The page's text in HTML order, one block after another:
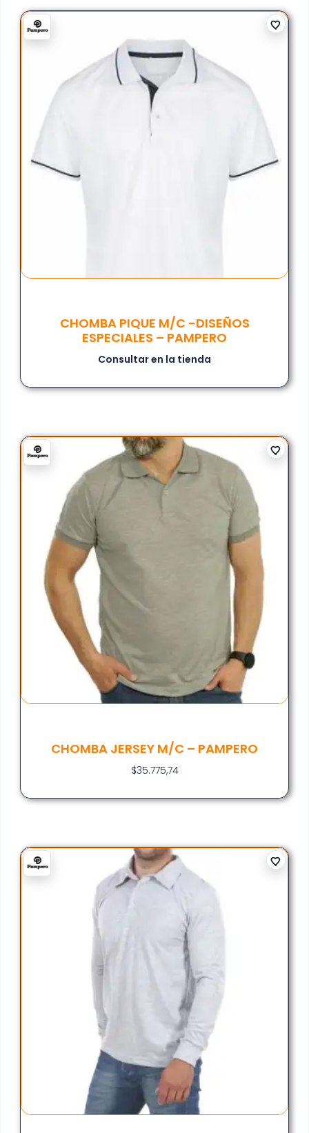
CHOMBA PIQUE M/C -DISEÑOS
ESPECIALES – PAMPERO
Consultar en la tienda
CHOMBA JERSEY M/C – PAMPERO
$35.775,74